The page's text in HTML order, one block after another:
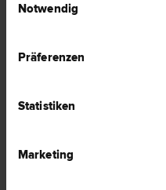
Notwendig
Präferenzen
Statistiken
Marketing
Erfahrungsberichte
zu Dr. Sylvia Susanna